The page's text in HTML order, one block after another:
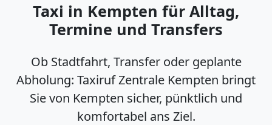
Taxi in Kempten für Alltag,
Termine und Transfers
Ob Stadtfahrt, Transfer oder geplante
Abholung: Taxiruf Zentrale Kempten bringt
Sie von Kempten sicher, pünktlich und
komfortabel ans Ziel.